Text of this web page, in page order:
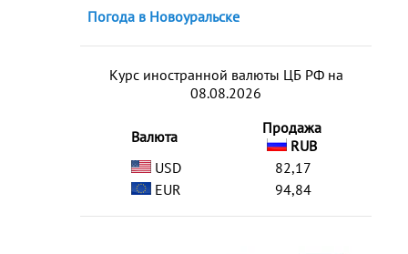
Погода в Новоуральске
Курс иностранной валюты ЦБ РФ на
08.08.2026
Валюта
Продажа
RUB
USD
82,17
EUR
94,84